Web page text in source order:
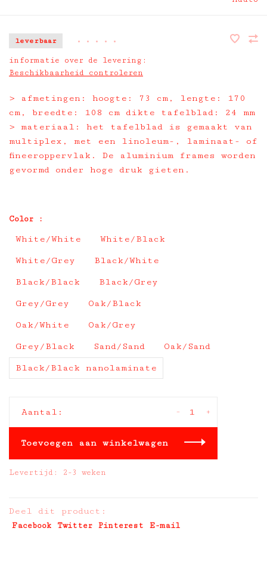
leverbaar • • • • •
informatie over de levering:
Beschikbaarheid controleren
> afmetingen: hoogte: 73 cm, lengte: 170
cm, breedte: 108 cm dikte tafelblad: 24 mm
> materiaal: het tafelblad is gemaakt van
multiplex, met een linoleum-, laminaat- of
fineeroppervlak. De aluminium frames worden
gevormd onder hoge druk gieten.
Color :
White/White White/Black
White/Grey Black/White
Black/Black Black/Grey
Grey/Grey Oak/Black
Oak/White Oak/Grey
Grey/Black Sand/Sand Oak/Sand
Black/Black nanolaminate
Aantal: +
-
Toevoegen aan winkelwagen
Levertijd: 2-3 weken
Deel dit product:
Facebook Twitter Pinterest E-mail